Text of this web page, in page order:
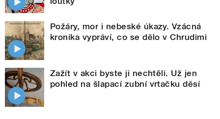
Požáry, mor i nebeské úkazy. Vzácná
kronika vypráví, co se dělo v Chrudimi
Zažít v akci byste ji nechtěli. Už jen
pohled na šlapací zubní vrtačku děsí